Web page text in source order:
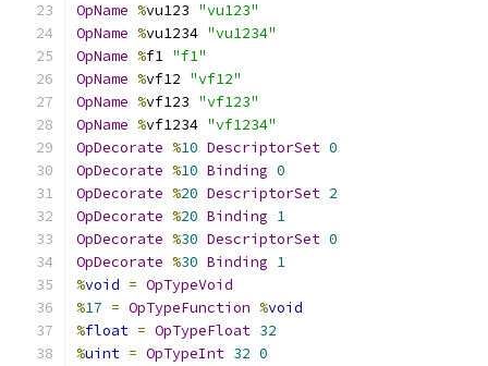
OpName %vu123 "vu123"
OpName %vu1234 "vu1234"
OpName %f1 "f1"
OpName %vf12 "vf12"
OpName %vf123 "vf123"
OpName %vf1234 "vf1234"
OpDecorate %10 DescriptorSet 0
OpDecorate %10 Binding 0
OpDecorate %20 DescriptorSet 2
OpDecorate %20 Binding 1
OpDecorate %30 DescriptorSet 0
OpDecorate %30 Binding 1
%void = OpTypeVoid
%17 = OpTypeFunction %void
%float = OpTypeFloat 32
%uint = OpTypeInt 32 0